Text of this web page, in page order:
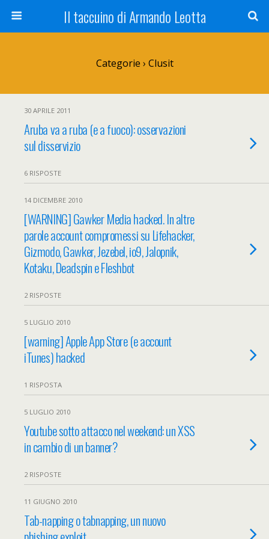
Il taccuino di Armando Leotta
Categorie › Clusit
30 APRILE 2011
Aruba va a ruba (e a fuoco): osservazioni
sul disservizio
6 RISPOSTE
14 DICEMBRE 2010
[WARNING] Gawker Media hacked. In altre
parole account compromessi su Lifehacker,
Gizmodo, Gawker, Jezebel, io9, Jalopnik,
Kotaku, Deadspin e Fleshbot
2 RISPOSTE
5 LUGLIO 2010
[warning] Apple App Store (e account
iTunes) hacked
1 RISPOSTA
5 LUGLIO 2010
Youtube sotto attacco nel weekend: un XSS
in cambio di un banner?
2 RISPOSTE
11 GIUGNO 2010
Tab-napping o tabnapping, un nuovo